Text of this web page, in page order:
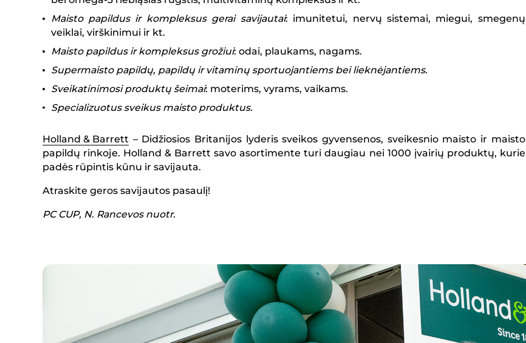
Maisto papildus ir kompleksus gerai savijautai: imunitetui, nervų sistemai, miegui, smegenų
veiklai, virškinimui ir kt.
Maisto papildus ir kompleksus grožiui: odai, plaukams, nagams.
Supermaisto papildų, papildų ir vitaminų sportuojantiems bei lieknėjantiems.
Sveikatinimosi produktų šeimai: moterims, vyrams, vaikams.
Specializuotus sveikus maisto produktus.
Holland & Barrett – Didžiosios Britanijos lyderis sveikos gyvensenos, sveikesnio maisto ir maisto
papildų rinkoje. Holland & Barrett savo asortimente turi daugiau nei 1000 įvairių produktų, kurie
padės rūpintis kūnu ir savijauta.
Atraskite geros savijautos pasaulį!
PC CUP, N. Rancevos nuotr.